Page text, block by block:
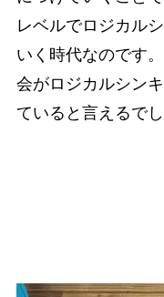
レベルでロジカル
いく時代なのです
会がロジカルシン
ていると言えるでし